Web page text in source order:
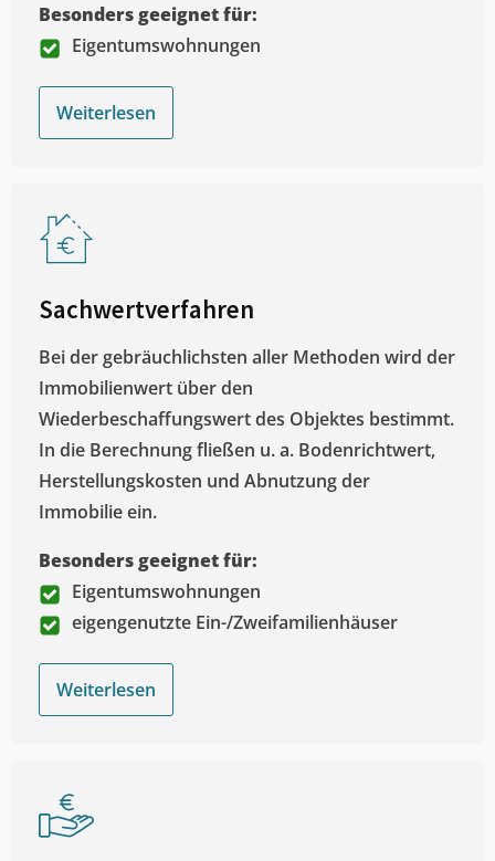
Besonders geeignet für:
Eigentumswohnungen
Weiterlesen
Sachwertverfahren
Bei der gebräuchlichsten aller Methoden wird der
Immobilienwert über den
Wiederbeschaffungswert des Objektes bestimmt.
In die Berechnung fließen u. a. Bodenrichtwert,
Herstellungskosten und Abnutzung der
Immobilie ein.
Besonders geeignet für:
Eigentumswohnungen
eigengenutzte Ein-/Zweifamilienhäuser
Weiterlesen